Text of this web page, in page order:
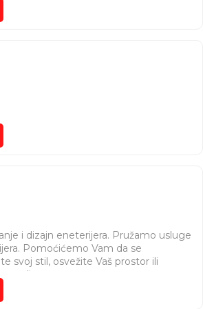
i dizajn eneterijera. Pružamo usluge
Pomoćićemo Vam da se
svoj stil, osvežite Vaš prostor ili